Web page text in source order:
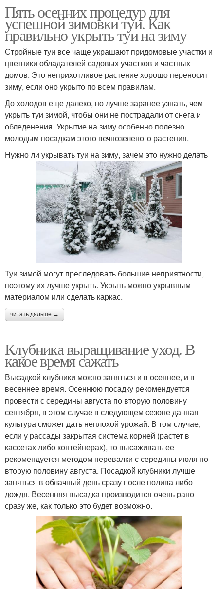
Пять осенних процедур для
успешной зимовки туи. Как
правильно укрыть туи на зиму
Стройные туи все чаще украшают придомовые участки и
цветники обладателей садовых участков и частных
домов. Это неприхотливое растение хорошо переносит
зиму, если оно укрыто по всем правилам.
До холодов еще далеко, но лучше заранее узнать, чем
укрыть туи зимой, чтобы они не пострадали от снега и
обледенения. Укрытие на зиму особенно полезно
молодым посадкам этого вечнозеленого растения.
Нужно ли укрывать туи на зиму, зачем это нужно делать
Туи зимой могут преследовать большие неприятности,
поэтому их лучше укрыть. Укрыть можно укрывным
материалом или сделать каркас.
читать дальше →
Клубника выращивание уход. В
какое время сажать
Высадкой клубники можно заняться и в осеннее, и в
весеннее время. Осеннюю посадку рекомендуется
провести с середины августа по вторую половину
сентября, в этом случае в следующем сезоне данная
культура сможет дать неплохой урожай. В том случае,
если у рассады закрытая система корней (растет в
кассетах либо контейнерах), то высаживать ее
рекомендуется методом перевалки с середины июля по
вторую половину августа. Посадкой клубники лучше
заняться в облачный день сразу после полива либо
дождя. Весенняя высадка производится очень рано
сразу же, как только это будет возможно.